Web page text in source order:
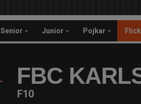
Senior Junior Pojkar
FBC
F10